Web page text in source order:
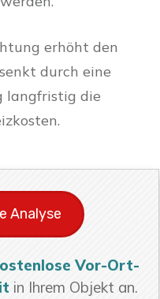
erhöht den
durch eine
langfristig die
Analyse
Vor-Ort-
in Ihrem Objekt an.